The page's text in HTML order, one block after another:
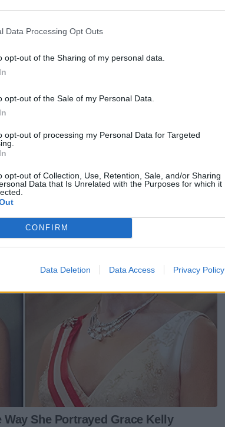
Data Processing Opt Outs
opt-out of the Sharing of my personal data.
opt-out of the Sale of my Personal Data.
opt-out of processing my Personal Data for Targeted
opt-out of Collection, Use, Retention, Sale, and/or Sharing
Data that Is Unrelated with the Purposes for which it
CONFIRM
Data Deletion Data Access Privacy Policy
“La squadra è stata bravissima nell’approccio e
mantenendolo fino alla fine. Siamo contenti per
quanto ci potrà essere utile nel prosieguo
quella con Delta, squadra costruita per
Il Club Aquatico è invece chiamato all'ostico
allo Stadio del Nuoto Casaleno di Frosinone). Il 20-
più di un allenamento per la truppa di mister
diversi e ha tenuto a riposo i big Polifemo e
potenziale del team.